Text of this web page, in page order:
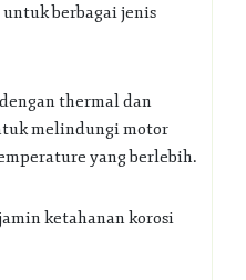
berbagai jenis
thermal dan
melindungi motor
yang berlebih.
ketahanan korosi